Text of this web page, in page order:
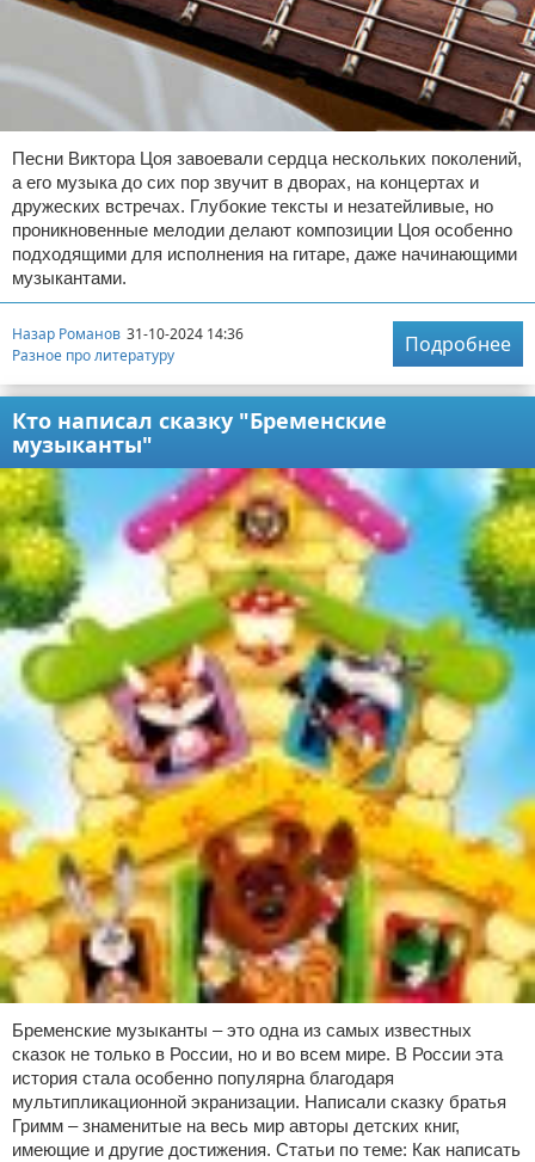
Песни Виктора Цоя завоевали сердца нескольких поколений,
а его музыка до сих пор звучит в дворах, на концертах и
дружеских встречах. Глубокие тексты и незатейливые, но
проникновенные мелодии делают композиции Цоя особенно
подходящими для исполнения на гитаре, даже начинающими
музыкантами.
Назар Романов 31-10-2024 14:36
Разное про литературу
Подробнее
Кто написал сказку "Бременские
музыканты"
Бременские музыканты – это одна из самых известных
сказок не только в России, но и во всем мире. В России эта
история стала особенно популярна благодаря
мультипликационной экранизации. Написали сказку братья
Гримм – знаменитые на весь мир авторы детских книг,
имеющие и другие достижения. Статьи по теме: Как написать